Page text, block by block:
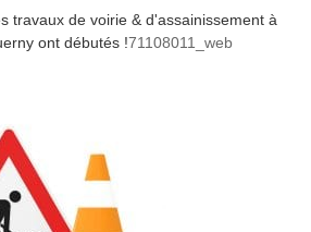
travaux de voirie & d'assainissement à
ont débutés !71108011_web